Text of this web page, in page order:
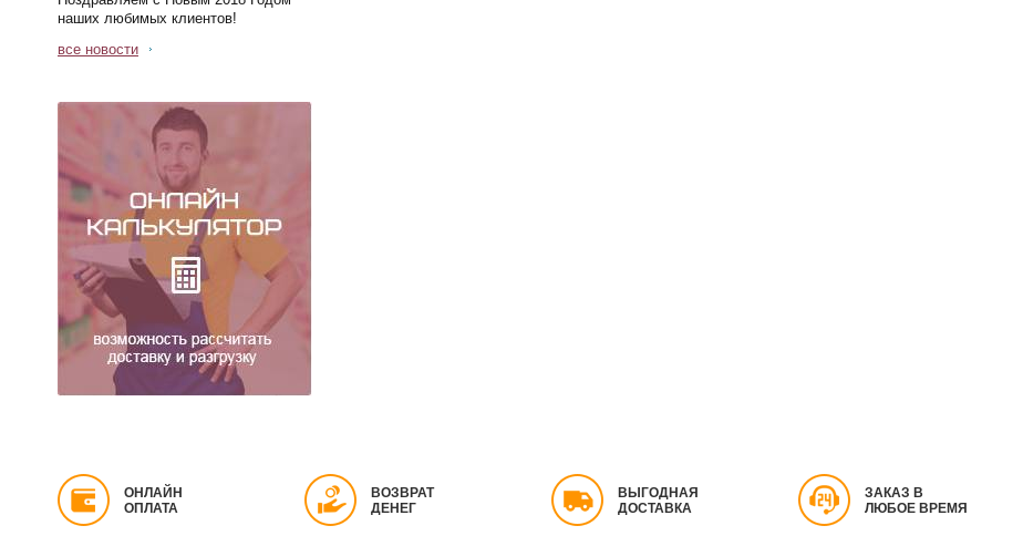
наших любимых клиентов!
все новости
ОНЛАЙН
ОПЛАТА
ВОЗВРАТ
ДЕНЕГ
ВЫГОДНАЯ
ДОСТАВКА
ЗАКАЗ В
ЛЮБОЕ ВРЕМЯ